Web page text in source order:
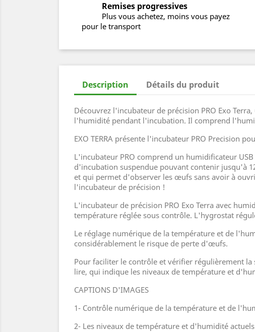
Remises progressives
Plus vous achetez, moins vous payez
pour le transport
Description Détails du produit
Découvrez l'incubateur de précision PRO Exo
l'humidité pendant l'incubation. Il comprend
EXO TERRA présente l'incubateur PRO Precision
L'incubateur PRO comprend un humidificateur
d'incubation suspendue pouvant contenir jusqu'à
et qui permet d'observer les œufs sans avoir à
l'incubateur de précision !
L'incubateur de précision PRO Exo Terra avec
température réglée sous contrôle. L'hygrostat
Le réglage numérique de la température et de
considérablement le risque de perte d'œufs.
Pour faciliter le contrôle et vérifier régulièrement
lire, qui indique les niveaux de température et
CAPTIONS D'IMAGES
1- Contrôle numérique de la température et de
2- Les niveaux de température et d'humidité